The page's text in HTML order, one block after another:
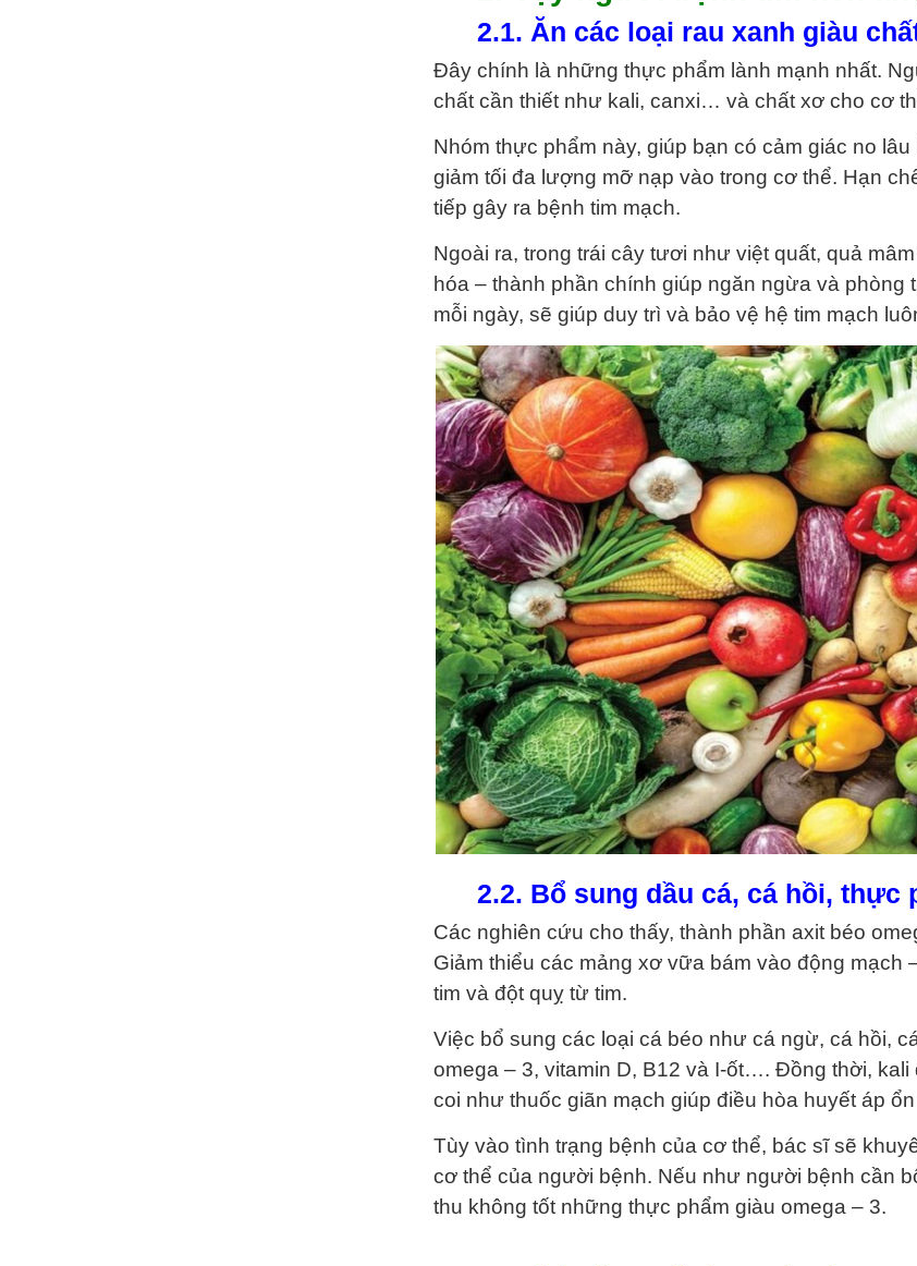
2.1. Ăn các loại rau xanh giàu
Đây chính là những thực phẩm lành mạnh nhất.
chất cần thiết như kali, canxi… và chất xơ cho cơ
Nhóm thực phẩm này, giúp bạn có cảm giác no
giảm tối đa lượng mỡ nạp vào trong cơ thể. Hạn
tiếp gây ra bệnh tim mạch.
Ngoài ra, trong trái cây tươi như việt quất, quả
hóa – thành phần chính giúp ngăn ngừa và phòng
mỗi ngày, sẽ giúp duy trì và bảo vệ hệ tim mạch
2.2. Bổ sung dầu cá, cá hồi, thực
Các nghiên cứu cho thấy, thành phần axit béo
Giảm thiểu các mảng xơ vữa bám vào động
tim và đột quỵ từ tim.
Việc bổ sung các loại cá béo như cá ngừ, cá hồi,
omega – 3, vitamin D, B12 và I-ốt…. Đồng thời,
coi như thuốc giãn mạch giúp điều hòa huyết áp
Tùy vào tình trạng bệnh của cơ thể, bác sĩ sẽ
cơ thể của người bệnh. Nếu như người bệnh cần
thu không tốt những thực phẩm giàu omega – 3.